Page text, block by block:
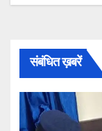
संबंधित ख़बरें